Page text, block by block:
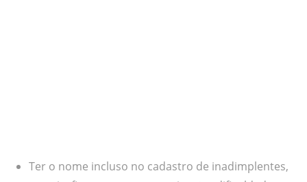
Ter o nome incluso no cadastro de inadimplentes,